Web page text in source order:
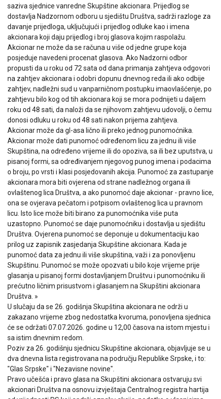
saziva sjednice vanredne Skupštine akcionara. Prijedlog se
dostavlja Nadzornom odboru u sjedištu Društva, sadrži razloge za
davanje prijedloga, uključujući i prijedlog odluke kao i imena
akcionara koji daju prijedlog i broj glasova kojim raspolažu.
Akcionar ne može da se računa u više od jedne grupe koja
posjeduje navedeni procenat glasova. Ako Nadzorni odbor
propusti da u roku od 72 sata od dana primanja zahtjeva odgovori
na zahtjev akcionara i odobri dopunu dnevnog reda ili ako odbije
zahtjev, nadležni sud u vanparničnom postupku imaovlašćenje, po
zahtjevu bilo kog od tih akcionara koji se mora podnijeti u daljem
roku od 48 sati, da naloži da se njihovom zahtjevu udovolji, o čemu
donosi odluku u roku od 48 sati nakon prijema zahtjeva.
Akcionar može da gl-asa lično ili preko jednog punomoćnika.
Akcionar može dati punomoć određenom licu za jednu ili više
Skupština, na određeno vrijeme ili do opoziva, sa ili bez uputstva, u
pisanoj formi, sa određivanjem njegovog punog imena i podacima
o broju, po vrsti i klasi posjedovanih akcija. Punomoć za zastupanje
akcionara mora biti ovjerena od strane nadležnog organa ili
ovlaštenog lica Društva, a ako punomoć daje akcionar - pravno lice,
ona se ovjerava pečatom i potpisom ovlaštenog lica u pravnom
licu. Isto lice može biti birano za punomoćnika više puta
uzastopno. Punomoć se daje punomoćniku i dostavlja u sjedištu
Društva. Ovjerena punomoć se deponuje u dokumentaciju kao
prilog uz zapisnik zasjedanja Skupštine akcionara. Kada je
punomoć data za jednu ili više skupština, važi i za ponovljenu
Skupštinu. Punomoć se može opozvati u bilo koje vrijeme prije
glasanja u pisanoj formi dostavljanjem Društvu i punomoćniku ili
prećutno ličnim prisustvom i glasanjem na Skupštini akcionara
Društva. »
U slučaju da se 26. godišnja Skupština akcionara ne održi u
zakazano vrijeme zbog nedostatka kvoruma, ponovljena sjednica
će se održati 07.07.2026. godine u 12,00 časova na istom mjestu i
sa istim dnevnim redom.
Poziv za 26. godišnju sjednicu Skupštine akcionara, objavljuje se u
dva dnevna lista registrovana na području Republike Srpske, i to:
"Glas Srpske" i "Nezavisne novine".
Pravo učešća i pravo glasa na Skupštini akcionara ostvaruju svi
akcionari Društva na osnovu izvještaja Centralnog registra hartija